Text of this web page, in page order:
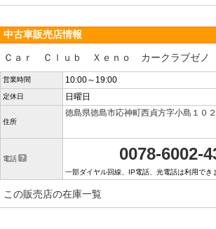
中古車販売店情報
Ｃａｒ Ｃｌｕｂ Ｘｅｎｏ カークラブゼノ
営業時間 10:00～19:00
定休日 日曜日
住所
徳島県徳島市応神町西貞方字小島１０
電話 0078-6002-
一部ダイヤル回線、IP電話、光電話は利用でき
この販売店の在庫一覧